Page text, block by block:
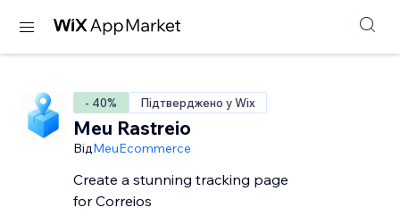
- 40% Підтверджено у Wix
Meu Rastreio
ВідMeuEcommerce
Create a stunning tracking page
for Correios